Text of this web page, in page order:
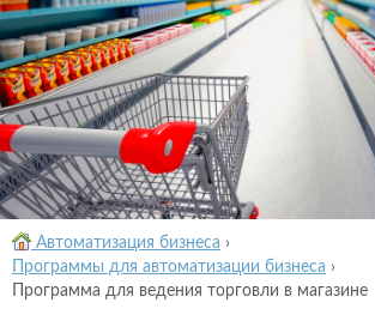
Автоматизация бизнеса ›
Программы для автоматизации бизнеса ›
Программа для ведения торговли в магазине